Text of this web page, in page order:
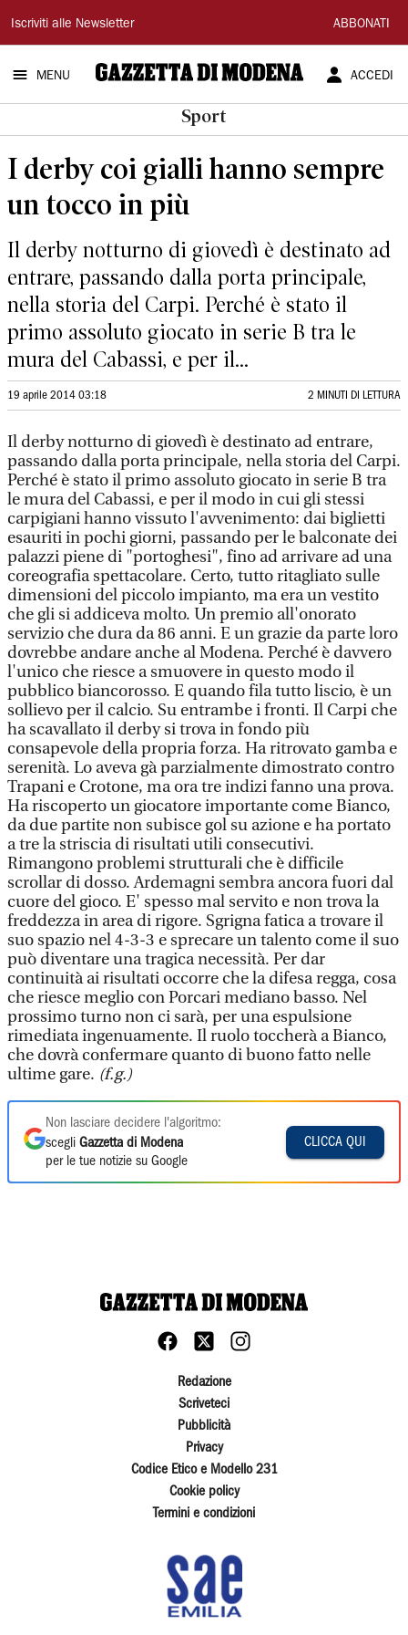
Gazzetta
di
Modena
Iscriviti alle Newsletter ABBONATI
MENU ACCEDI
Sport
I derby coi gialli hanno sempre
un tocco in più
Il derby notturno di giovedì è destinato ad
entrare, passando dalla porta principale,
nella storia del Carpi. Perché è stato il
primo assoluto giocato in serie B tra le
mura del Cabassi, e per il...
19 aprile 2014 03:18 2 MINUTI DI LETTURA
Il derby notturno di giovedì è destinato ad entrare,
passando dalla porta principale, nella storia del Carpi.
Perché è stato il primo assoluto giocato in serie B tra
le mura del Cabassi, e per il modo in cui gli stessi
carpigiani hanno vissuto l'avvenimento: dai biglietti
esauriti in pochi giorni, passando per le balconate dei
palazzi piene di "portoghesi", fino ad arrivare ad una
coreografia spettacolare. Certo, tutto ritagliato sulle
dimensioni del piccolo impianto, ma era un vestito
che gli si addiceva molto. Un premio all'onorato
servizio che dura da 86 anni. E un grazie da parte loro
dovrebbe andare anche al Modena. Perché è davvero
l'unico che riesce a smuovere in questo modo il
pubblico biancorosso. E quando fila tutto liscio, è un
sollievo per il calcio. Su entrambe i fronti. Il Carpi che
ha scavallato il derby si trova in fondo più
consapevole della propria forza. Ha ritrovato gamba e
serenità. Lo aveva gà parzialmente dimostrato contro
Trapani e Crotone, ma ora tre indizi fanno una prova.
Ha riscoperto un giocatore importante come Bianco,
da due partite non subisce gol su azione e ha portato
a tre la striscia di risultati utili consecutivi.
Rimangono problemi strutturali che è difficile
scrollar di dosso. Ardemagni sembra ancora fuori dal
cuore del gioco. E' spesso mal servito e non trova la
freddezza in area di rigore. Sgrigna fatica a trovare il
suo spazio nel 4-3-3 e sprecare un talento come il suo
può diventare una tragica necessità. Per dar
continuità ai risultati occorre che la difesa regga, cosa
che riesce meglio con Porcari mediano basso. Nel
prossimo turno non ci sarà, per una espulsione
rimediata ingenuamente. Il ruolo toccherà a Bianco,
che dovrà confermare quanto di buono fatto nelle
ultime gare. (f.g.)
Non lasciare decidere l'algoritmo:
scegli Gazzetta di Modena
per le tue notizie su Google
CLICCA QUI
Redazione
Scriveteci
Pubblicità
Privacy
Codice Etico e Modello 231
Cookie policy
Termini e condizioni